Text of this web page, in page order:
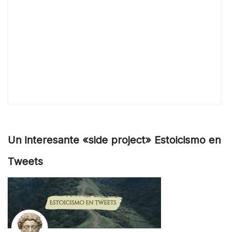
Un interesante «side project» Estoicismo en
Tweets